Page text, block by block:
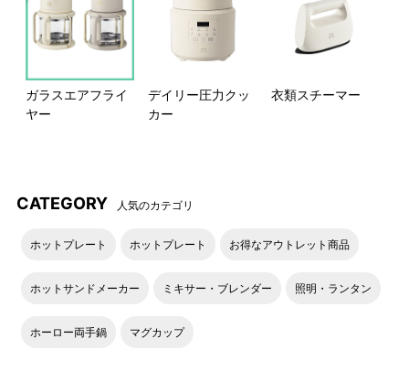
高さがありつまみやすいダイ
ヤル。
出力を選択してから、タイマ
ーダイヤルを回して加熱時間
を設定すると、過熱がスター
出力は以下のようになってま
ガラスエアフライ
ヤー
デイリー圧力クッ
カー
衣類スチーマー
CATEGORY 人気のカテゴリ
ホットプレート ホットプレート お得なアウトレット商品
ホットサンドメーカー ミキサー・ブレンダー 照明・ランタン
ホーロー両手鍋 マグカップ